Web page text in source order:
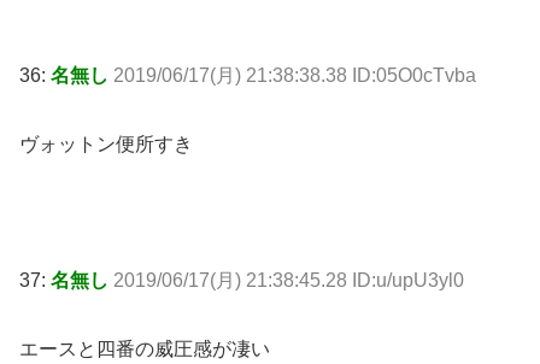
36: 名無し 2019/06/17(月) 21:38:38.38 ID:05O0cTvba
ヴォットン便所すき
37: 名無し 2019/06/17(月) 21:38:45.28 ID:u/upU3yl0
エースと四番の威圧感が凄い